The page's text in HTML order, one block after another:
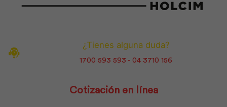
¿Tienes alguna duda?
1700 593 593 - 04 3710 156
Cotización en línea